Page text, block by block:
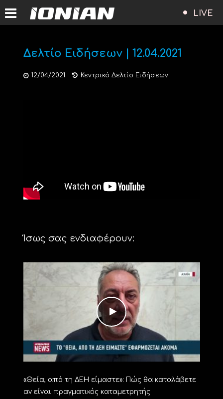
LIVE
Δελτίο Ειδήσεων | 12.04.2021
12/04/2021 Κεντρικό Δελτίο Ειδήσεων
Ίσως σας ενδιαφέρουν:
«Θεία, από τη ΔΕΗ είμαστε»: Πώς θα καταλάβετε
αν είναι πραγματικός καταμετρητής